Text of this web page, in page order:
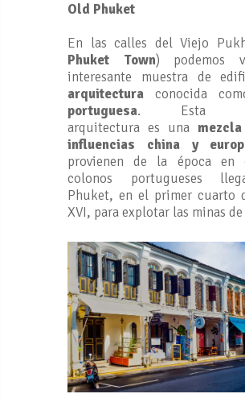
Old Phuket
En las calles del Viejo
Phuket Town) podemos
interesante muestra de
arquitectura conocida
portuguesa. Esta
arquitectura es una
influencias china y
provienen de la época en
colonos portugueses
Phuket, en el primer cuarto
XVI, para explotar las minas